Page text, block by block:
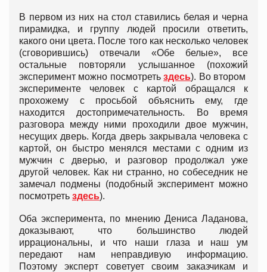
В первом из них на стол ставились белая и черна
пирамидка, и группу людей просили ответить,
какого они цвета. После того как несколько человек
(сговорившись) отвечали «Обе белые», все
остальные повторяли услышанное (похожий
эксперимент можно посмотретьздесь). Во втором
эксперименте человек с картой обращался к
прохожему с просьбой объяснить ему, где
находится достопримечательность. Во время
разговора между ними проходили двое мужчин,
несущих дверь. Когда дверь закрывала человека с
картой, он быстро менялся местами с одним из
мужчин с дверью, и разговор продолжал уже
другой человек. Как ни странно, но собеседник не
замечал подмены (подобный эксперимент можно
посмотреть здесь).
Оба эксперимента, по мнению Дениса Ладанова,
доказывают, что большинство людей
иррациональны, и что наши глаза и наш ум
передают нам неправдивую информацию.
Поэтому эксперт советует своим заказчикам и